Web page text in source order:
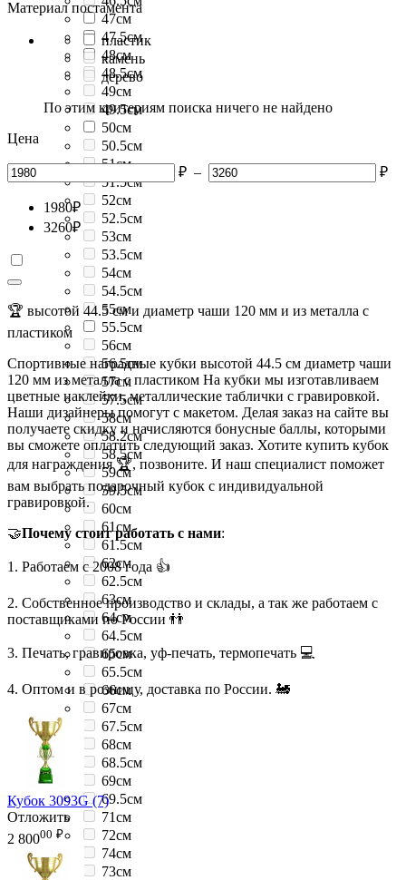
47см
47.5см
48см
48.5см
49см
49.5см
50см
50.5см
51см
51.5см
52см
52.5см
53см
53.5см
54см
54.5см
55см
55.5см
56см
56.5см
57см
57.5см
58см
58.2см
58.5см
59см
59.5см
60см
61см
61.5см
62см
62.5см
63см
64см
64.5см
65см
65.5см
66см
67см
67.5см
68см
68.5см
69см
69.5см
71см
72см
74см
73см
Материал постамента
пластик
камень
дерево
По этим критериям поиска ничего не найдено
Цена
₽ – ₽
1980₽
3260₽
🏆 высотой 44.5 см и диаметр чаши 120 мм и из металла с
пластиком
Спортивные наградные кубки высотой 44.5 см диаметр чаши
120 мм из металла с пластиком На кубки мы изготавливаем
цветные наклейки, металлические таблички с гравировкой.
Наши дизайнеры помогут с макетом. Делая заказ на сайте вы
получаете скидку и начисляются бонусные баллы, которыми
вы сможете оплатить следующий заказ. Хотите купить кубок
для награждения 🏆, позвоните. И наш специалист поможет
вам выбрать подарочный кубок с индивидуальной
гравировкой.
🤝Почему стоит работать с нами:
1. Работаем с 2008 года 👍
2. Собственное производство и склады, а так же работаем с
поставщиками по России 👬
3. Печать, гравировка, уф-печать, термопечать 💻
4. Оптом и в розницу, доставка по России. 🚂
Кубок 3093G (7)
Отложить
2 80000 ₽